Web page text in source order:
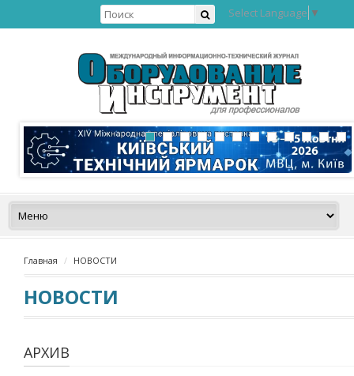
Select Language ▼
Главная НОВОСТИ
НОВОСТИ
АРХИВ